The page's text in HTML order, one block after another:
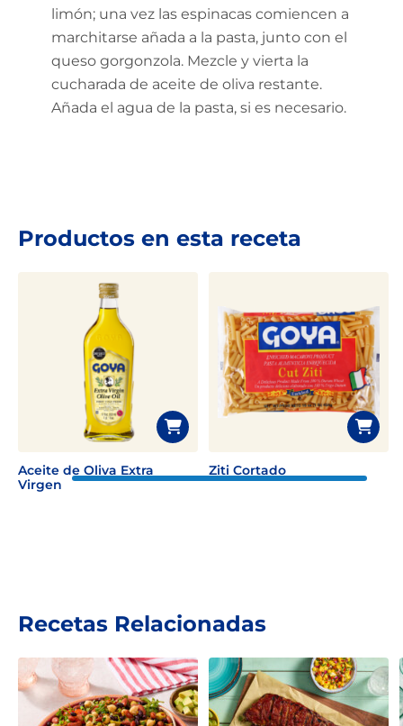
limón; una vez las espinacas comiencen a
marchitarse añada a la pasta, junto con el
queso gorgonzola. Mezcle y vierta la
cucharada de aceite de oliva restante.
Añada el agua de la pasta, si es necesario.
Productos en esta receta
Aceite de Oliva Extra
Virgen
Ziti Cortado
Recetas Relacionadas